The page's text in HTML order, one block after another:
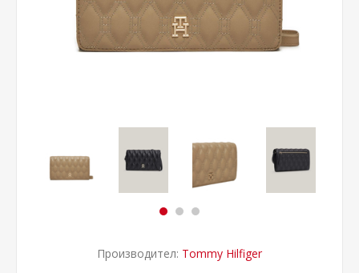
Производител: Tommy Hilfiger